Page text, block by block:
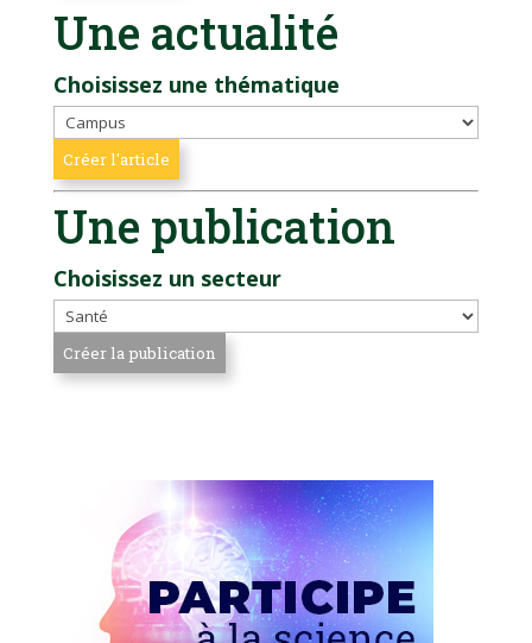
Une actualité
Choisissez une thématique
Une publication
Choisissez un secteur